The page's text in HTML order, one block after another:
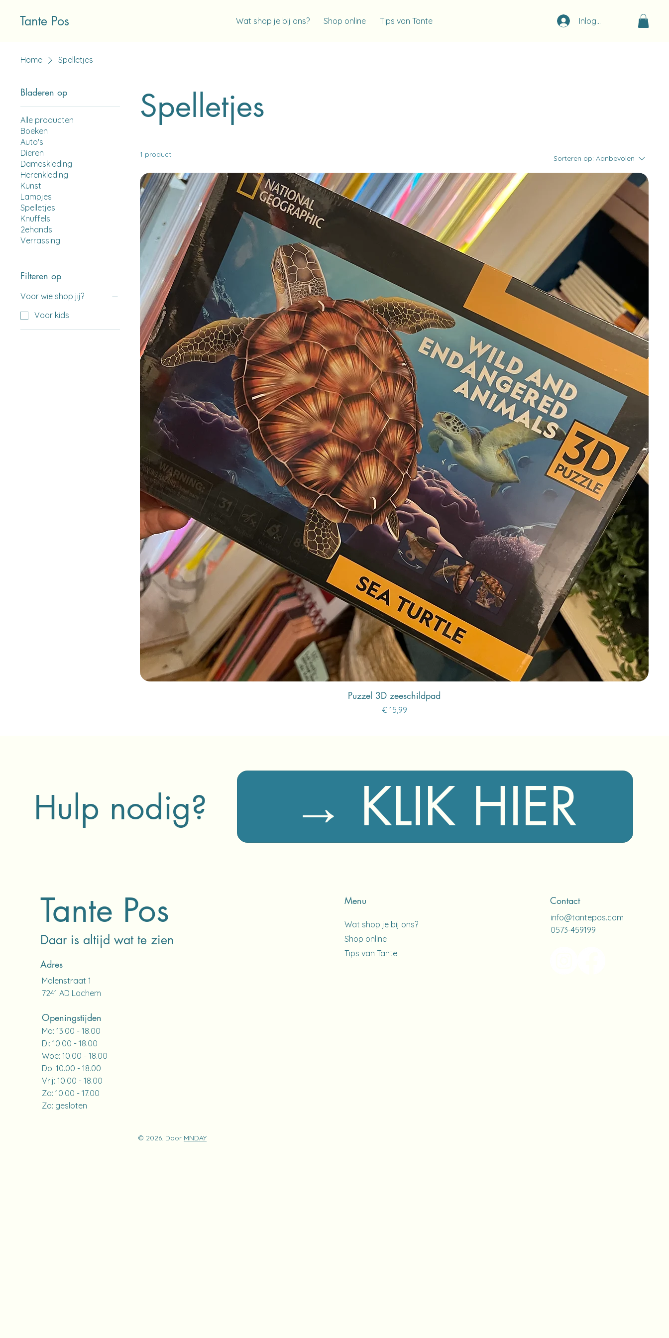
Tante Pos Wat shop je bij ons? Shop online Tips van Tante Inloggen
Home Spelletjes
Bladeren op
Alle producten
Boeken
Auto's
Dieren
Dameskleding
Herenkleding
Kunst
Lampjes
Spelletjes
Knuffels
2ehands
Verrassing
Filteren op
Voor wie shop jij?
Voor kids
Spelletjes
1 product Sorteren op: Aanbevolen
Puzzel 3D zeeschildpad
Prijs
€ 15,99
Hulp nodig? → KLIK HIER
Tante Pos
Daar is altijd wat te zien
Adres
Molenstraat 1
7241 AD Lochem​
Openingstijden
Ma: 13.00 - 18.00
Di: 10.00 - 18.00
Woe: 10.00 - 18.00
Do: 10.00 - 18.00
Vrij: 10.00 - 18.00
Za: 10.00 - 17.00
Zo: gesloten
Menu
Wat shop je bij ons?
Shop online
Tips van Tante
Contact
info@tantepos.com
0573-459199
© 2026. Door MNDAY